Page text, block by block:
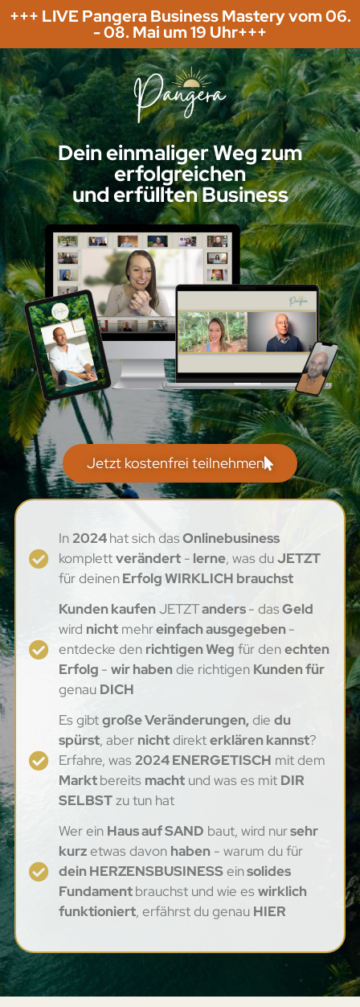
+++ LIVE Pangera Business Mastery vom 06.
- 08. Mai um 19 Uhr+++
Dein einmaliger Weg zum
erfolgreichen
und erfüllten Business
Jetzt kostenfrei teilnehmen
In 2024hat sich dasOnlinebusiness
komplettverändert- lerne, was duJETZT
für deinenErfolg WIRKLICH brauchst
Kunden kaufenJETZTanders- dasGeld
wird nichtmehreinfach ausgegeben-
entdecke den richtigen Weg für denechten
Erfolg - wir habendie richtigen Kunden für
genau DICH
Es gibtgroße Veränderungen,die du
spürst, aber nichtdirekterklären kannst?
Erfahre, was 2024 ENERGETISCH mit dem
Marktbereits machtund was es mit DIR
SELBSTzu tun hat
Wer ein Haus auf SAND baut, wird nursehr
kurzetwas davon haben- warum du für
dein HERZENSBUSINESSeinsolides
Fundamentbrauchst und wie es wirklich
funktioniert, erfährst du genau HIER